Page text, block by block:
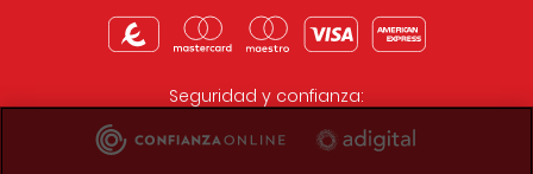
Seguridad y confianza: